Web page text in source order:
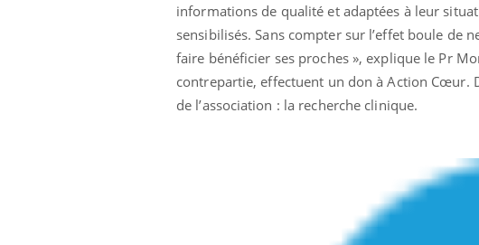
informations de qualité et adaptées à leur
sensibilisés. Sans compter sur l’effet boule de
faire bénéficier ses proches », explique le Pr
contrepartie, effectuent un don à Action Cœur.
de l’association : la recherche clinique.